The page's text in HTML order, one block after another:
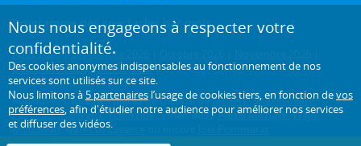
Programme des spectacles par mois
Août 2026|Septembre 2026
Décembre 2026|Janvier 2027
Retrouvez toutes les pièces de théâtre deMolière,Shakespeare,
Feydeau,Marivaux,Tchekhov..., mais aussiAlexis Michalik,Wajdi
Mouawad,Jean-Luc Lagarce
Nous nous engageons à respecter votre
confidentialité.
Des cookies anonymes indispensables au fonctionnement de nos
services sont utilisés sur ce site.
Nous limitons à 5 partenaires l’usage de cookies tiers, en fonction devos
préférences, afin d'étudier notre audience pour améliorer nos services
et diffuser des vidéos.